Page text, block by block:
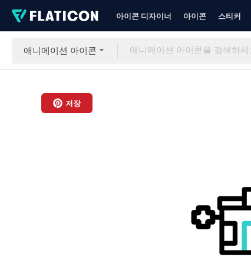
아이콘 디자이너 아이콘 스티커
애니메이션 아이콘
저장